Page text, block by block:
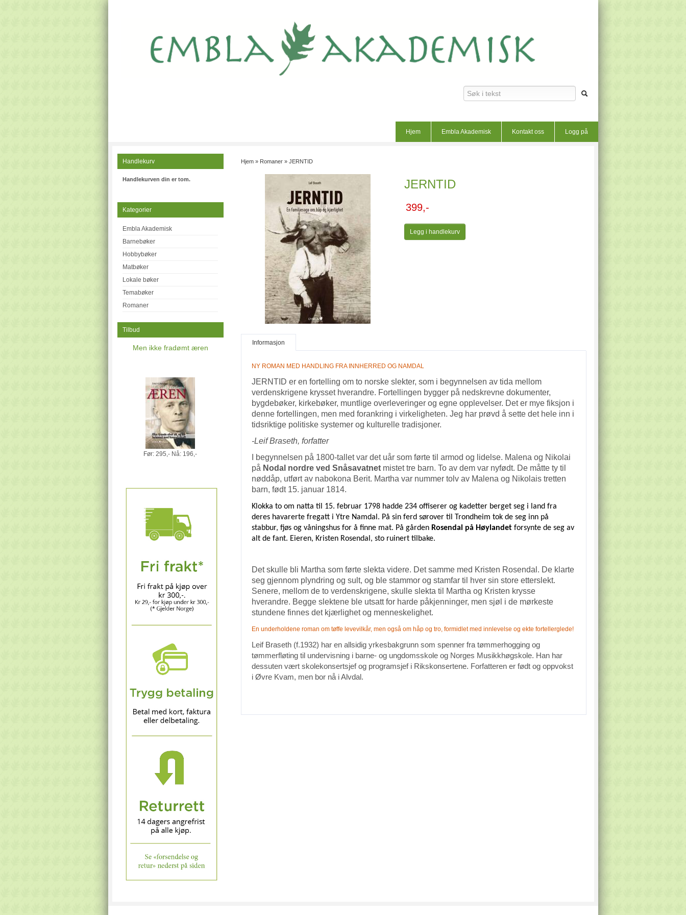
Hjem Embla Akademisk Kontakt oss Logg på
Handlekurv
Handlekurven din er tom.
Kategorier
Embla Akademisk
Barnebøker
Hobbybøker
Matbøker
Lokale bøker
Temabøker
Romaner
Tilbud
Men ikke fradømt æren
Før:295,- Nå: 196,-
Hjem » Romaner »JERNTID
JERNTID
399,-
Legg i handlekurv
Informasjon
NY ROMAN MED HANDLING FRA INNHERRED OG NAMDAL
JERNTID er en fortelling om to norske slekter, som i begynnelsen av tida mellom
verdenskrigene krysset hverandre. Fortellingen bygger på nedskrevne dokumenter,
bygdebøker, kirkebøker, muntlige overleveringer og egne opplevelser. Det er mye fiksjon i
denne fortellingen, men med forankring i virkeligheten. Jeg har prøvd å sette det hele inn i
tidsriktige politiske systemer og kulturelle tradisjoner.
-Leif Braseth, forfatter
I begynnelsen på 1800-tallet var det uår som førte til armod og lidelse. Malena og Nikolai
på Nodal nordre ved Snåsavatnet mistet tre barn. To av dem var nyfødt. De måtte ty til
nøddåp, utført av nabokona Berit. Martha var nummer tolv av Malena og Nikolais tretten
barn, født 15. januar 1814.
Klokka to om natta til 15. februar 1798 hadde 234 offiserer og kadetter berget seg i land fra
deres havarerte fregatt i Ytre Namdal. På sin ferd sørover til Trondheim tok de seg inn på
stabbur, fjøs og våningshus for å finne mat. På gården Rosendal på Høylandetforsynte de seg av
alt de fant. Eieren, Kristen Rosendal, sto ruinert tilbake.
Det skulle bli Martha som førte slekta videre. Det samme med Kristen Rosendal. De klarte
seg gjennom plyndring og sult, og ble stammor og stamfar til hver sin store etterslekt.
Senere, mellom de to verdenskrigene, skulle slekta til Martha og Kristen krysse
hverandre. Begge slektene ble utsatt for harde påkjenninger, men sjøl i de mørkeste
stundene finnes det kjærlighet og menneskelighet.
En underholdene roman om tøffe levevilkår, men også om håp og tro, formidlet med innlevelse og ekte fortellerglede!
Leif Braseth (f.1932) har en allsidig yrkesbakgrunn som spenner fra tømmerhogging og
tømmerfløting til undervisning i barne- og ungdomsskole og Norges Musikkhøgskole. Han har
dessuten vært skolekonsertsjef og programsjef i Rikskonsertene. Forfatteren er født og oppvokst
i Øvre Kvam, men bor nå i Alvdal.